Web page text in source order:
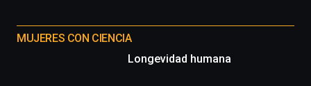
MUJERES CON CIENCIA
Longevidad humana